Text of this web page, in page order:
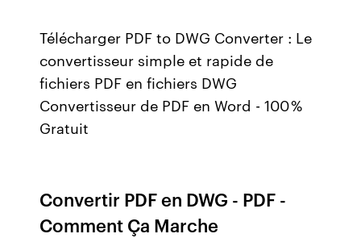
Télécharger PDF to DWG Converter : Le
convertisseur simple et rapide de
fichiers PDF en fichiers DWG
Convertisseur de PDF en Word - 100 %
Gratuit
Convertir PDF en DWG - PDF -
Comment Ça Marche